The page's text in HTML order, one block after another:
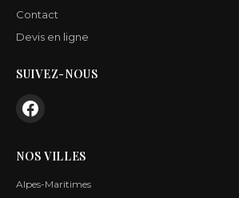
Contact
Devis en ligne
SUIVEZ-NOUS
NOS VILLES
Alpes-Maritimes